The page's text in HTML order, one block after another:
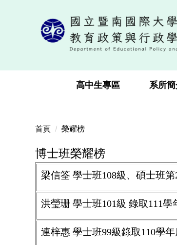
高中生專區 系所
首頁 榮耀榜
博士班榮耀榜
梁信筌 學士班108級、碩士班
洪瑩珊 學士班101級 錄取111
連梓惠 學士班99級錄取110學